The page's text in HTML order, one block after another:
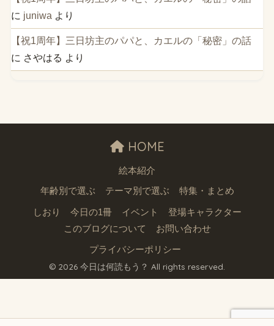
に juniwa より
【祝1周年】三日坊主のパパと、カエルの「秘密」の話
に さやはる より
HOME
絵本紹介
年齢別で選ぶ テーマ別で選ぶ 特集・まとめ
しおり 今日の1冊 イベント
登場キャラクター
このブログについて
お問い合わせ
プライバシーポリシー
© 2026 今日は何読もう？ All rights reserved.